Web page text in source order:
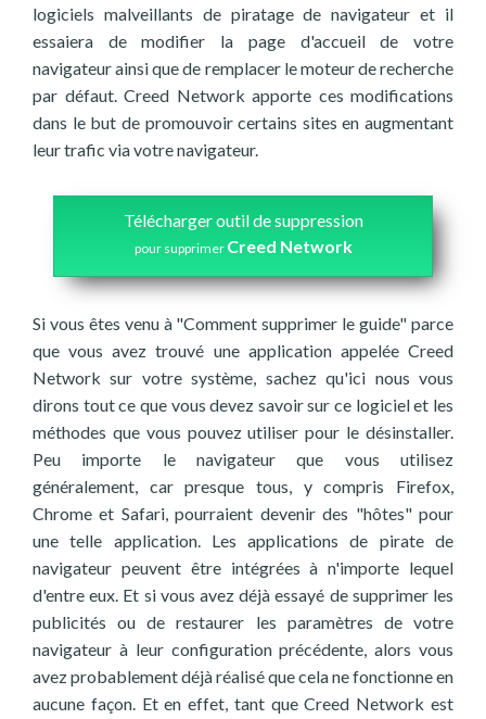
logiciels malveillants de piratage de navigateur et il
essaiera de modifier la page d'accueil de votre
navigateur ainsi que de remplacer le moteur de recherche
par défaut. Creed Network apporte ces modifications
dans le but de promouvoir certains sites en augmentant
leur trafic via votre navigateur.
Télécharger outil de suppression
pour supprimer Creed Network
Si vous êtes venu à "Comment supprimer le guide" parce
que vous avez trouvé une application appelée Creed
Network sur votre système, sachez qu'ici nous vous
dirons tout ce que vous devez savoir sur ce logiciel et les
méthodes que vous pouvez utiliser pour le désinstaller.
Peu importe le navigateur que vous utilisez
généralement, car presque tous, y compris Firefox,
Chrome et Safari, pourraient devenir des "hôtes" pour
une telle application. Les applications de pirate de
navigateur peuvent être intégrées à n'importe lequel
d'entre eux. Et si vous avez déjà essayé de supprimer les
publicités ou de restaurer les paramètres de votre
navigateur à leur configuration précédente, alors vous
avez probablement déjà réalisé que cela ne fonctionne en
aucune façon. Et en effet, tant que Creed Network est